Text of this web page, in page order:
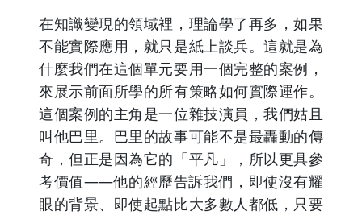
在知識變現的領域裡，理論學了再多，如果
不能實際應用，就只是紙上談兵。這就是為
什麼我們在這個單元要用一個完整的案例，
來展示前面所學的所有策略如何實際運作。
這個案例的主角是一位雜技演員，我們姑且
叫他巴里。巴里的故事可能不是最轟動的傳
奇，但正是因為它的「平凡」，所以更具參
考價值——他的經歷告訴我們，即使沒有耀
眼的背景、即使起點比大多數人都低，只要